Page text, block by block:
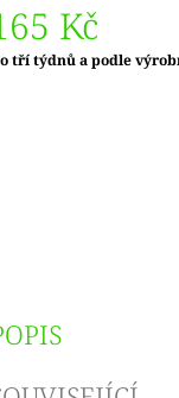
Kč
tří týdnů a podle